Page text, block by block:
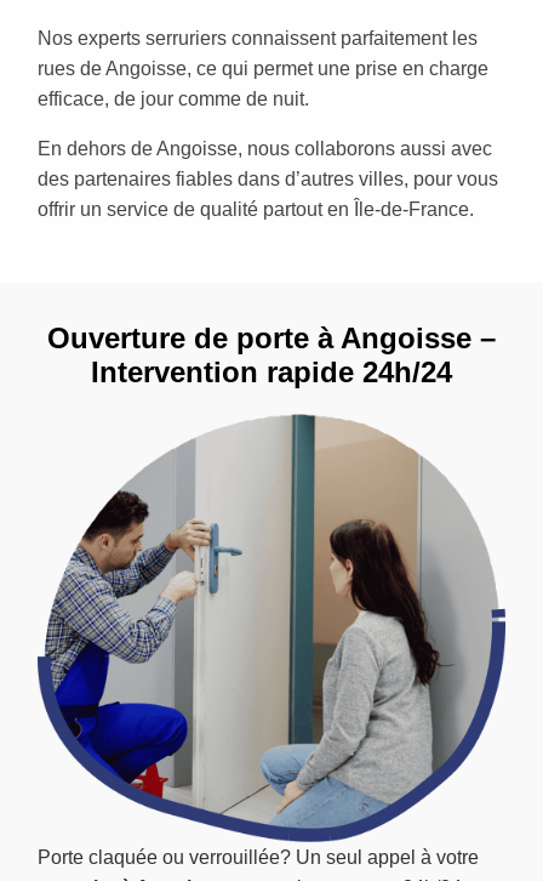
Nos experts serruriers connaissent parfaitement les
rues de Angoisse, ce qui permet une prise en charge
efficace, de jour comme de nuit.
En dehors de Angoisse, nous collaborons aussi avec
des partenaires fiables dans d’autres villes, pour vous
offrir un service de qualité partout en Île-de-France.
Porte claquée ou verrouillée? Un seul appel à votre
Ouverture de porte à Angoisse –
Intervention rapide 24h/24